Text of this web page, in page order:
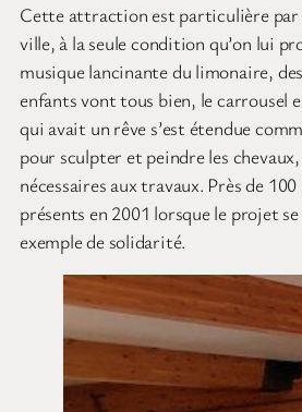
Cette attraction est particulière par
ville, à la seule condition qu’on lui
musique lancinante du limonaire,
enfants vont tous bien, le carrousel
qui avait un rêve s’est étendue
pour sculpter et peindre les
nécessaires aux travaux. Près de
présents en 2001 lorsque le projet
exemple de solidarité.